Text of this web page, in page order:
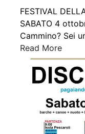
FESTIVAL
SABATO 4
Cammino? Sei
Read More